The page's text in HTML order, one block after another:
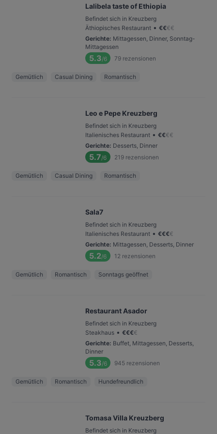
Lalibela taste of Ethiopia
Befindet sich in Kreuzberg
Äthiopisches Restaurant • €€€€
Gerichte: Mittagessen, Dinner, Sonntag-
Mittagessen
5.3/6 79 rezensionen
Gemütlich Casual Dining Romantisch
Leo e Pepe Kreuzberg
Befindet sich in Kreuzberg
Italienisches Restaurant • €€€€
Gerichte: Desserts, Dinner
5.7/6 219 rezensionen
Gemütlich Casual Dining Romantisch
Sala7
Befindet sich in Kreuzberg
Italienisches Restaurant • €€€€
Gerichte: Mittagessen, Desserts, Dinner
5.2/6 12 rezensionen
Gemütlich Romantisch Sonntags geöffnet
Restaurant Asador
Befindet sich in Kreuzberg
Steakhaus • €€€€
Gerichte: Buffet, Mittagessen, Desserts,
Dinner
5.3/6 945 rezensionen
Gemütlich Romantisch Hundefreundlich
Tomasa Villa Kreuzberg
Befindet sich in Kreuzberg